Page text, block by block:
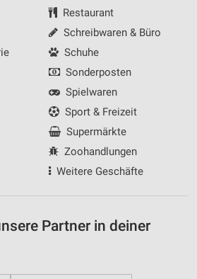
Restaurant
Schreibwaren & Büro
Schuhe
Sonderposten
Spielwaren
Sport & Freizeit
Supermärkte
Zoohandlungen
Weitere Geschäfte
Partner in deiner